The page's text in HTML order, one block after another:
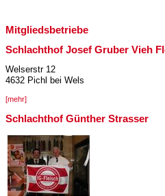
Mitgliedsbetriebe
Schlachthof Josef Gruber Vieh
Welserstr 12
4632 Pichl bei Wels
[mehr]
Schlachthof Günther Strasser